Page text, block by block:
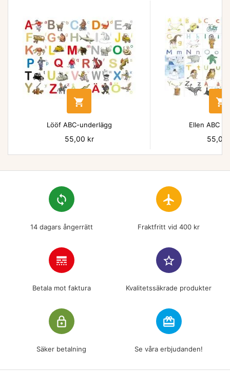

Lööf ABC-underlägg
Pris
55,00 kr

Ellen ABC
Pris
55,00
loop
14 dagars ångerrätt
flight
Fraktfritt vid 400 kr
line_style
Betala mot faktura
star_border
Kvalitetssäkrade produkter
lock_outline
Säker betalning
redeem
Se våra erbjudanden!